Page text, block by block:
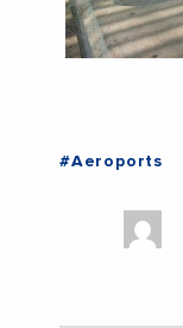
#Aeroports